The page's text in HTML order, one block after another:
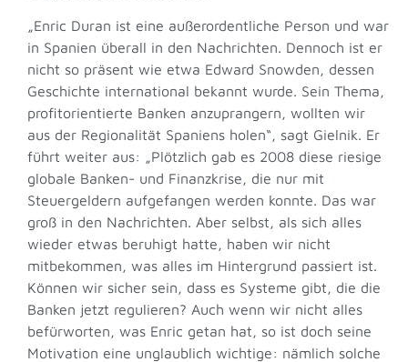
„Enric Duran ist eine außerordentliche Person und war
in Spanien überall in den Nachrichten. Dennoch ist er
nicht so präsent wie etwa Edward Snowden, dessen
Geschichte international bekannt wurde. Sein Thema,
profitorientierte Banken anzuprangern, wollten wir
aus der Regionalität Spaniens holen“, sagt Gielnik. Er
führt weiter aus: „Plötzlich gab es 2008 diese riesige
globale Banken- und Finanzkrise, die nur mit
Steuergeldern aufgefangen werden konnte. Das war
groß in den Nachrichten. Aber selbst, als sich alles
wieder etwas beruhigt hatte, haben wir nicht
mitbekommen, was alles im Hintergrund passiert ist.
Können wir sicher sein, dass es Systeme gibt, die die
Banken jetzt regulieren? Auch wenn wir nicht alles
befürworten, was Enric getan hat, so ist doch seine
Motivation eine unglaublich wichtige: nämlich solche